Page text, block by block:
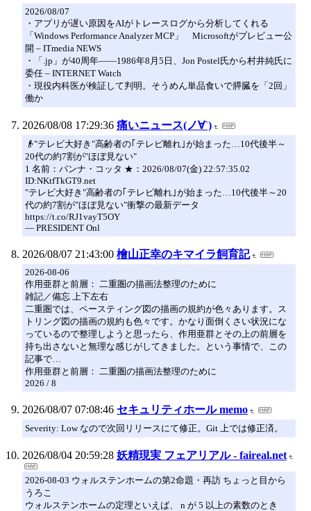
2026/08/07
・アプリが遅い原因をAIがトレースログから分析してくれる
「Windows Performance Analyzer MCP」 Microsoftがプレビュー公
開 – ITmedia NEWS
・「.jp」が40周年――1986年8月5日、Jon Postel氏から村井純氏に
委任 – INTERNET Watch
・現役内科医が検証して判明。そうめん単品食いで膵臓を「2回」
働か
2026/08/08 17:29:36 痛いニュース(ノ∀`)
👴"テレビ大好き"高齢者の｢テレビ離れ｣が始まった…10代後半～
20代の約7割が"ほぼ見ない"
1 名前：パンナ・コッタ ★：2026/08/07(金) 22:57:35.02
ID:NKtfTkGT9.net
"テレビ大好き"高齢者の｢テレビ離れ｣が始まった…10代後半～20
代の約7割が"ほぼ見ない"衝撃の最新データ
https://t.co/RJ1vayT5OY
— PRESIDENT Onl
2026/08/07 21:43:00 檜山正幸のキマイラ飼育記
2026-08-06
作用亜群と前層： 二重圏の描画法整理のために
雑記／備忘 上下左右
二重圏では、ペースティング図の描画の規約が色々あります。ス
トリング図の描画の規約も色々です。かなり面倒くさい状況にな
っているので整理しようと思ったら、作用亜群とその上の前層を
持ち出さないと無理な感じがしてきました。という事情で、この
記事で…
作用亜群と前層： 二重圏の描画法整理のために
2026 / 8
2026/08/07 07:08:46 セキュリティホール memo
Severity: Low なので次回リリースにて修正。Git 上では修正済。
2026/08/04 20:59:28 妖精現実 フェアリアル - faireal.net
2026-08-03 ウォルステンホームの第2命題・再訪 ちょっと目から
うろこ
ウォルステンホームの定理といえば、 n が 5 以上の素数のとき